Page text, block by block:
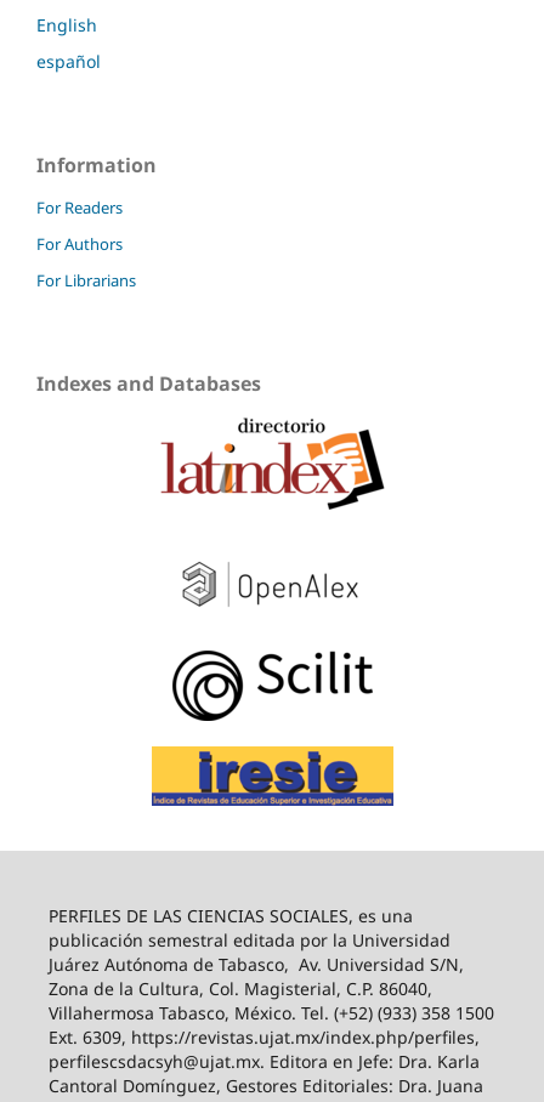
English
español
Information
For Readers
For Authors
For Librarians
Indexes and Databases
PERFILES DE LAS CIENCIAS SOCIALES, es una
publicación semestral editada por la Universidad
Juárez Autónoma de Tabasco, Av. Universidad S/N,
Zona de la Cultura, Col. Magisterial, C.P. 86040,
Villahermosa Tabasco, México. Tel. (+52) (933) 358 1500
Ext. 6309, https://revistas.ujat.mx/index.php/perfiles,
perfilescsdacsyh@ujat.mx. Editora en Jefe: Dra. Karla
Cantoral Domínguez, Gestores Editoriales: Dra. Juana